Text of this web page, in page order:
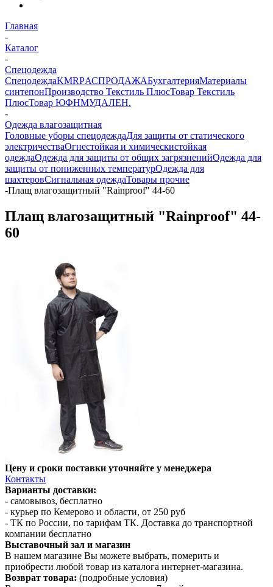
Главная
-
Каталог
-
Спецодежда
СпецодеждаKMRPАСПРОДАЖАБухгалтерияМатериалы
синтепонПроизводство Текстиль ПлюсТовар Текстиль
ПлюсТовар ЮФНМУДАЛЕН.
-
Одежда влагозащитная
Головные уборы спецодеждаДля защиты от статического
электричестваОгнестойкая и химическистойкая
одеждаОдежда для защиты от общих загрязненийОдежда для
защиты от пониженных температурОдежда для
шахтеровСигнальная одеждаТовары прочие
-Плащ влагозащитный "Rainproof" 44-60
Плащ влагозащитный "Rainproof" 44-
60
Цену и сроки поставки уточняйте у менеджера
Контакты
Варианты доставки:
- самовывоз, бесплатно
- курьер по Кемерово и области, от 250 руб
- ТК по России, по тарифам ТК. Доставка до транспортной
компании бесплатно
Выставочный зал и магазин
В нашем магазине Вы можете выбрать, померить и
приобрести любой товар из каталога интернет-магазина.
Возврат товара: (подробные условия)